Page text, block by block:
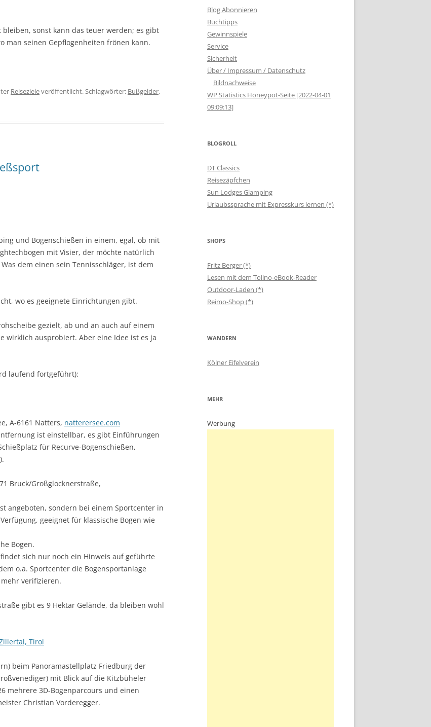
sonst kann das teuer werden; es gibt
man seinen Gepflogenheiten frönen kann.
Reisezieleveröffentlicht. Schlagwörter: Bußgelder,
und Bogenschießen in einem, egal, ob mit
mit Visier, der möchte natürlich
dem einen sein Tennisschläger, ist dem
wo es geeignete Einrichtungen gibt.
gezielt, ab und an auch auf einem
wirklich ausprobiert. Aber eine Idee ist es ja
laufend fortgeführt):
A-6161 Natters, natterersee.com
ist einstellbar, es gibt Einführungen
für Recurve-Bogenschießen,
Bruck/Großglocknerstraße,
angeboten, sondern bei einem Sportcenter in
geeignet für klassische Bogen wie
Bogen.
sich nur noch ein Hinweis auf geführte
o.a. Sportcenter die Bogensportanlage
verifizieren.
gibt es 9 Hektar Gelände, da bleiben wohl
Tirol
beim Panoramastellplatz Friedburg der
mit Blick auf die Kitzbüheler
mehrere 3D-Bogenparcours und einen
Christian Vorderegger.
Blog Abonnieren
Buchtipps
Gewinnspiele
Service
Sicherheit
Über / Impressum / Datenschutz
Bildnachweise
WP Statistics Honeypot-Seite [2022-04-01
09:09:13]
BLOGROLL
DT Classics
Reisezäpfchen
Sun Lodges Glamping
Urlaubssprache mit Expresskurs lernen (*)
SHOPS
Fritz Berger (*)
Lesen mit dem Tolino-eBook-Reader
Outdoor-Laden (*)
Reimo-Shop (*)
WANDERN
Kölner Eifelverein
MEHR
Werbung